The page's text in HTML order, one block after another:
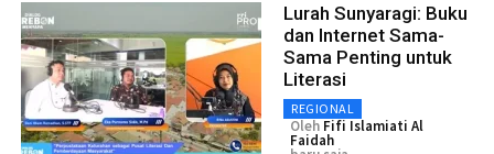
Lurah Sunyaragi: Buku
dan Internet Sama-
Sama Penting untuk
Literasi
REGIONAL
Oleh Fifi Islamiati Al
Faidah